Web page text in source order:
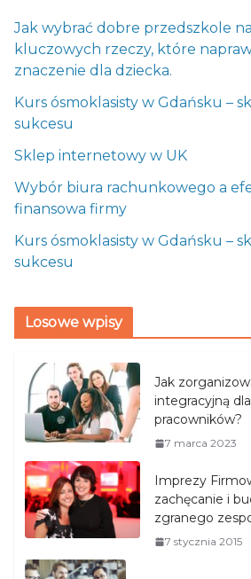
Jak wybrać dobre przedszkole
kluczowych rzeczy, które
znaczenie dla dziecka.
Kurs ósmoklasisty w Gdańsku –
sukcesu
Sklep internetowy w UK
Wybór biura rachunkowego a
finansowa firmy
Kurs ósmoklasisty w Gdańsku –
sukcesu
Losowe wpisy
Jak
integracyjną
pracowników?
7 marca 2023
Imprezy
zachęcanie i
zgranego
7 stycznia 2015